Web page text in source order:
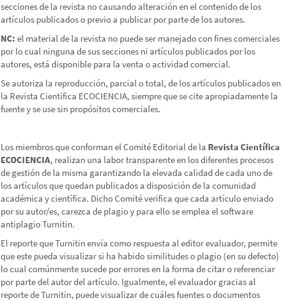
secciones de la revista no causando alteración en el contenido de los
artículos publicados o previo a publicar por parte de los autores.
NC: el material de la revista no puede ser manejado con fines comerciales
por lo cual ninguna de sus secciones ni artículos publicados por los
autores, está disponible para la venta o actividad comercial.
Se autoriza la reproducción, parcial o total, de los artículos publicados en
la Revista Científica ECOCIENCIA, siempre que se cite apropiadamente la
fuente y se use sin propósitos comerciales.
Los miembros que conforman el Comité Editorial de la Revista Científica
ECOCIENCIA, realizan una labor transparente en los diferentes procesos
de gestión de la misma garantizando la elevada calidad de cada uno de
los artículos que quedan publicados a disposición de la comunidad
académica y científica. Dicho Comité verifica que cada artículo enviado
por su autor/es, carezca de plagio y para ello se emplea el software
antiplagio Turnitin.
El reporte que Turnitin envía como respuesta al editor evaluador, permite
que este pueda visualizar si ha habido similitudes o plagio (en su defecto)
lo cual comúnmente sucede por errores en la forma de citar o referenciar
por parte del autor del artículo. Igualmente, el evaluador gracias al
reporte de Turnitin, puede visualizar de cuáles fuentes o documentos